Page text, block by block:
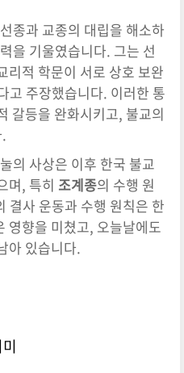
종과 교종의 대립을 해소하
을 기울였습니다. 그는 선
리적 학문이 서로 상호 보완
고 주장했습니다. 이러한 통
갈등을 완화시키고, 불교의
의 사상은 이후 한국 불교
며, 특히 조계종의 수행 원
결사 운동과 수행 원칙은 한
영향을 미쳤고, 오늘날에도
아 있습니다.